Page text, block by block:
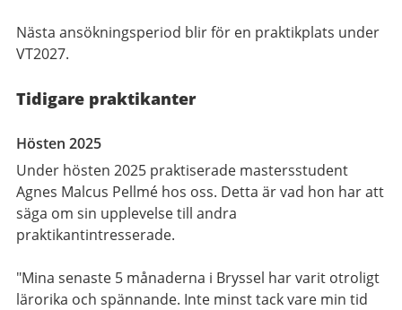
Nästa ansökningsperiod blir för en praktikplats under
VT2027.
Tidigare praktikanter
Hösten 2025
Under hösten 2025 praktiserade mastersstudent
Agnes Malcus Pellmé hos oss. Detta är vad hon har att
säga om sin upplevelse till andra
praktikantintresserade.
"Mina senaste 5 månaderna i Bryssel har varit otroligt
lärorika och spännande. Inte minst tack vare min tid